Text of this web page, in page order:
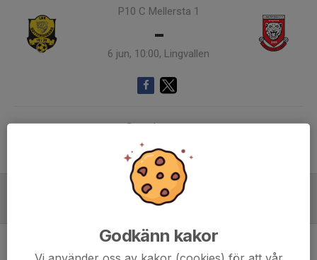
P10 C Mellersta 1
-
6 jun, 10:00, Lingvallen
Samling 09:00
Logga in här
Inget referat skrivet
Godkänn kakor